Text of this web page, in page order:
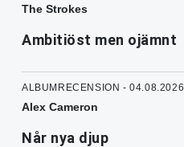
The Strokes
Ambitiöst men ojämnt
ALBUMRECENSION - 04.08.2026
Alex Cameron
Når nya djup